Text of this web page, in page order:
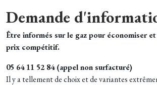
Demande
Être informés sur le gaz pour économiser
prix compétitif.
05 64 11 52 84 (appel non surfacturé)
Il y a tellement de choix et de variantes